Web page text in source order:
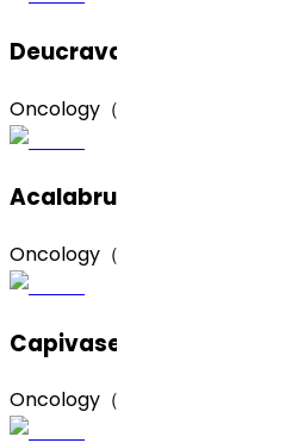
Deucravacitinib（‌氘可来昔
Oncology（肿瘤）
Acalabrutinib（阿卡替尼）
Oncology（肿瘤）
Capivasertib（卡帕塞替尼
Oncology（肿瘤）